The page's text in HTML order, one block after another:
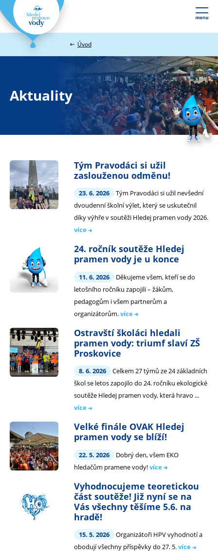
Webové
stránky
míru
Úvod
Aktuality
Tým Pravodáci si užil
zaslouženou odměnu!
23. 6. 2026
Tým Pravodáci si užil nevšední
dvoudenní školní výlet, který se uskutečnil
díky výhře v soutěži Hledej pramen vody 2026.
více
24. ročník soutěže Hledej
pramen vody je u konce
11. 6. 2026
Děkujeme všem, kteří se do
letošního ročníku zapojili – žákům,
pedagogům i všem partnerům a
organizátorům.více
Ostravští školáci hledali
pramen vody: triumf slaví ZŠ
Proskovice
8. 6. 2026
Celkem 27 týmů ze 24 základních
škol se letos zapojilo do 24. ročníku ekologické
soutěže Hledej pramen vody, která hravo ...
více
Velké finále OVAK Hledej
pramen vody se blíží!
22. 5. 2026
Dobrý den, všem EKO
hledačům pramene vody!více
Vyhodnocujeme teoretickou
část soutěže! Již nyní se na
Vás všechny těšíme 5.6. na
hradě!
15. 5. 2026
Organizátoři HPV vyhodnotí a
obodují všechny příspěvky do 27. 5.více